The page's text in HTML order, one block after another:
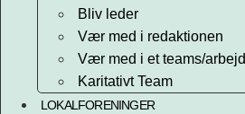
Bliv leder
Vær med i redaktionen
Vær med i et teams/
Karitativt Team
LOKALFORENINGER